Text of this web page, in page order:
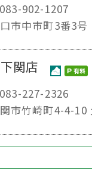
902-1207
市中市町3番3
関店
227-2326
市竹崎町4-4-